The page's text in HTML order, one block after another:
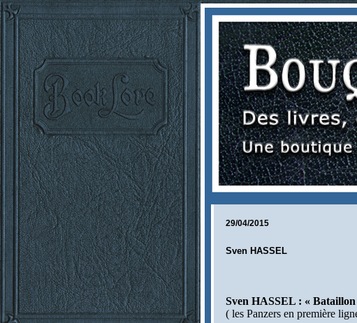
29/04/2015
Sven HASSEL
Sven HASSEL : «
( les Panzers en première